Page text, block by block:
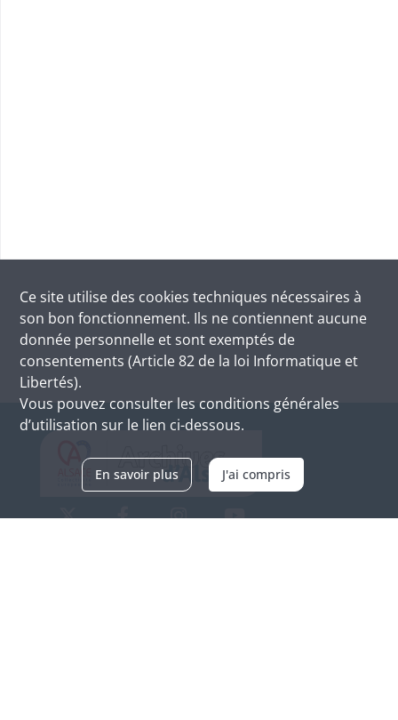
Ce site utilise des cookies techniques nécessaires à
son bon fonctionnement. Ils ne contiennent aucune
donnée personnelle et sont exemptés de
consentements (Article 82 de la loi Informatique et
Libertés).
Vous pouvez consulter les conditions générales
d’utilisation sur le lien ci-dessous.
En savoir plus J'ai compris